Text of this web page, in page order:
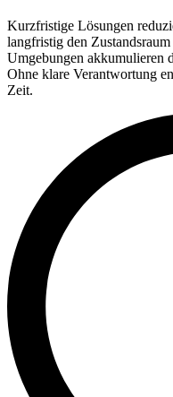
Kurzfristige Lösungen
langfristig den
Umgebungen akkumulieren
Ohne klare Verantwortung
Zeit.